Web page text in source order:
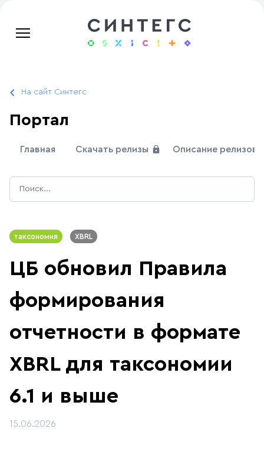
На сайт Синтегс
Портал
Главная Скачать релизы Описание релизов
таксономия XBRL
ЦБ обновил Правила
формирования
отчетности в формате
XBRL для таксономии
6.1 и выше
15.06.2026